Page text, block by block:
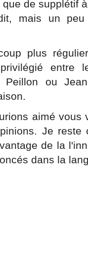
de supplétif
mais un
plus
entre
ou
aimé
Je reste
de la
dans la